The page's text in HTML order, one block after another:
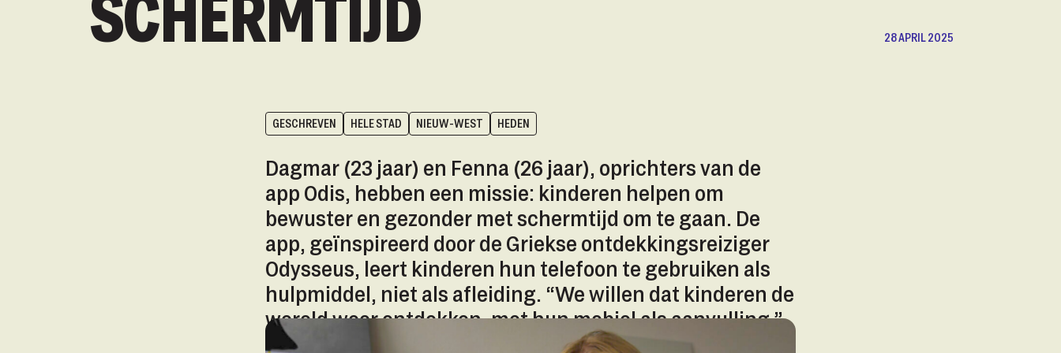
28 APRIL 2025
GESCHREVEN HELE STAD NIEUW-WEST HEDEN
Dagmar (23 jaar) en Fenna (26 jaar), oprichters van de
app Odis, hebben een missie: kinderen helpen om
bewuster en gezonder met schermtijd om te gaan. De
app, geïnspireerd door de Griekse ontdekkingsreiziger
Odysseus, leert kinderen hun telefoon te gebruiken als
hulpmiddel, niet als afleiding. “We willen dat kinderen de
wereld weer ontdekken, met hun mobiel als aanvulling,”
legt Dagmar uit.